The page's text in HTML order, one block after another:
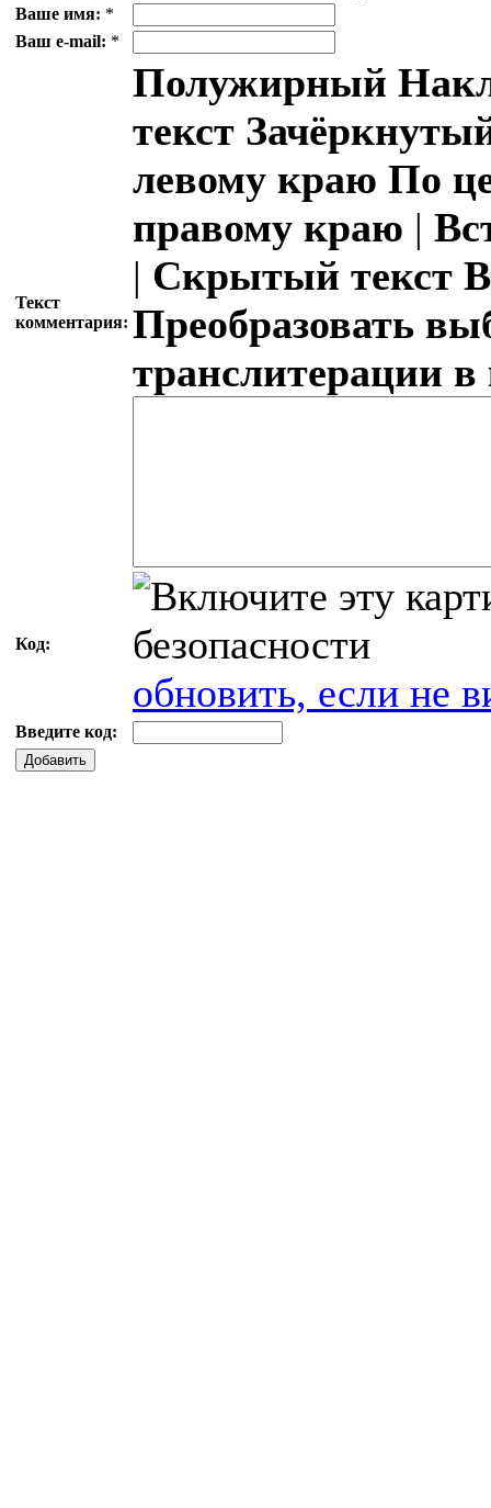
Ваше имя: *
Ваш e-mail: *
Текст
комментария:
Полужирный
текст
левому краю По
правому краю |
| Скрытый текст
Преобразовать
транслитерации
Код:
обновить, если не
Введите код:
Добавить